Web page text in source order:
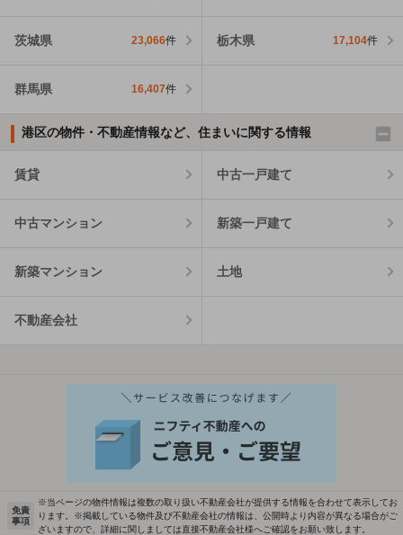
茨城県 23,066件 栃木県 17,104件
群馬県 16,407件
港区の物件・不動産情報など、住まいに関する情報
賃貸 中古一戸建て
中古マンション 新築一戸建て
新築マンション 土地
不動産会社
免責
事項
※当ページの物件情報は複数の取り扱い不動産会社が提供する情報を合わせて表示してお
ります。※掲載している物件及び不動産会社の情報は、公開時より内容が異なる場合がご
ざいますので、詳細に関しましては直接不動産会社様へご確認をお願い致します。